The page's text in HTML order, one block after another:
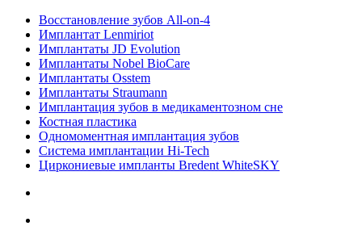
Восстановление зубов All‑on‑4
Имплантат Lenmiriot
Имплантаты JD Evolution
Имплантаты Nobel BioСare
Имплантаты Osstem
Имплантаты Straumann
Имплантация зубов в медикаментозном сне
Костная пластика
Одномоментная имплантация зубов
Система имплантации Hi-Tech
Циркониевые импланты Bredent WhiteSKY